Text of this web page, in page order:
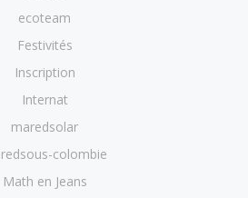
ecoteam
Festivités
Inscription
Internat
maredsolar
colombie
Math en Jeans